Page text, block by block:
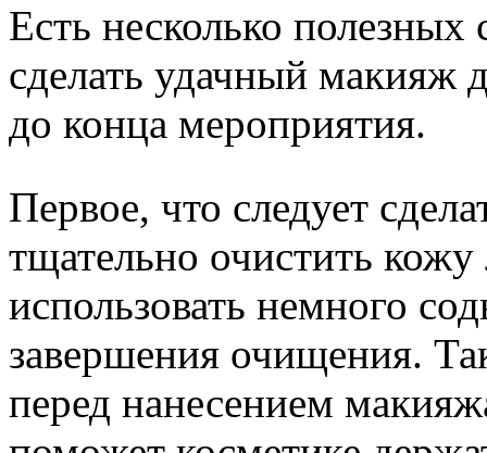
Есть несколько полезных
сделать удачный макияж
до конца мероприятия.
Первое, что следует
тщательно очистить
использовать немного
завершения очищения.
перед нанесением